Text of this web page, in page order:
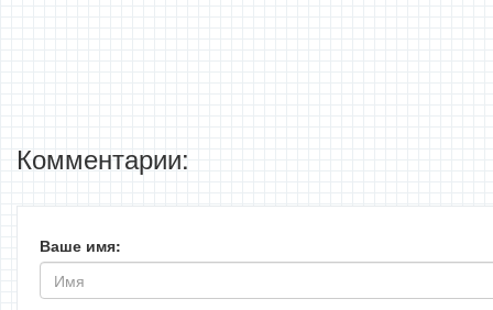
Комментарии:
Ваше имя: